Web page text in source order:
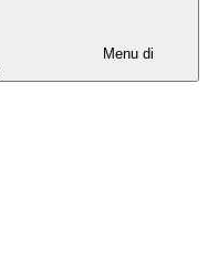
Menu di